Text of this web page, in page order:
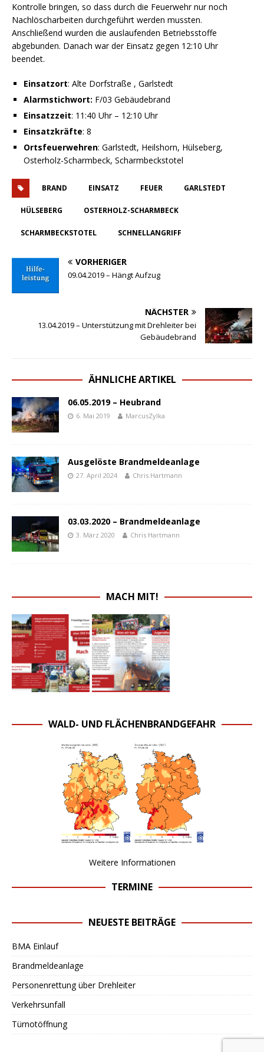
Kontrolle bringen, so dass durch die Feuerwehr nur noch
Nachlöscharbeiten durchgeführt werden mussten.
Anschließend wurden die auslaufenden Betriebsstoffe
abgebunden. Danach war der Einsatz gegen 12:10 Uhr
beendet.
Einsatzort: Alte Dorfstraße , Garlstedt
Alarmstichwort: F/03 Gebäudebrand
Einsatzzeit: 11:40 Uhr – 12:10 Uhr
Einsatzkräfte: 8
Ortsfeuerwehren: Garlstedt, Heilshorn, Hülseberg,
Osterholz-Scharmbeck, Scharmbeckstotel
BRAND EINSATZ FEUER GARLSTEDT
HÜLSEBERG OSTERHOLZ-SCHARMBECK
SCHARMBECKSTOTEL SCHNELLANGRIFF
VORHERIGER
09.04.2019 – Hängt Aufzug
NÄCHSTER
13.04.2019 – Unterstützung mit Drehleiter bei
Gebäudebrand
ÄHNLICHE ARTIKEL
06.05.2019 – Heubrand
6. Mai 2019 MarcusZylka
Ausgelöste Brandmeldeanlage
27. April 2024 Chris Hartmann
03.03.2020 – Brandmeldeanlage
3. März 2020 Chris Hartmann
MACH MIT!
WALD- UND FLÄCHENBRANDGEFAHR
Weitere Informationen
TERMINE
NEUESTE BEITRÄGE
BMA Einlauf
Brandmeldeanlage
Personenrettung über Drehleiter
Verkehrsunfall
Türnotöffnung